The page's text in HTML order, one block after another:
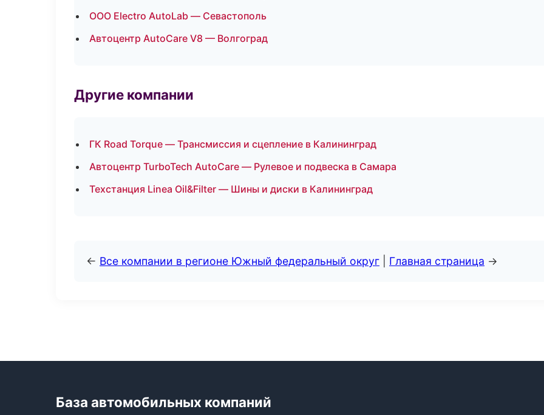
ООО Electro AutoLab — Севастополь
Автоцентр AutoCare V8 — Волгоград
Другие компании
ГК Road Torque — Трансмиссия и сцепление в Калининград
Автоцентр TurboTech AutoCare — Рулевое и подвеска в Самара
Техстанция Linea Oil&Filter — Шины и диски в Калининград
← Все компании в регионе Южный федеральный округ Главная страница →
База автомобильных компаний